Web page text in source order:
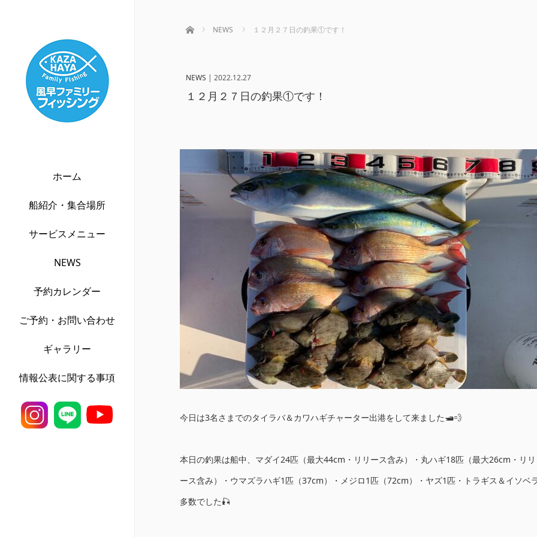
ホーム
船紹介・集合場所
サービスメニュー
NEWS
予約カレンダー
ご予約・お問い合わせ
ギャラリー
情報公表に関する事項
ホーム NEWS １２月２７日の釣果①です！
NEWS | 2022.12.27
１２月２７日の釣果①です！
今日は3名さまでのタイラバ＆カワハギチャーター出港をして来ました🛥💨
本日の釣果は船中、マダイ24匹（最大44cm・リリース含み）・丸ハギ18匹（最大26cm・リリ
ース含み）・ウマズラハギ1匹（37cm）・メジロ1匹（72cm）・ヤズ1匹・トラギス＆イソベ
多数でした🎣